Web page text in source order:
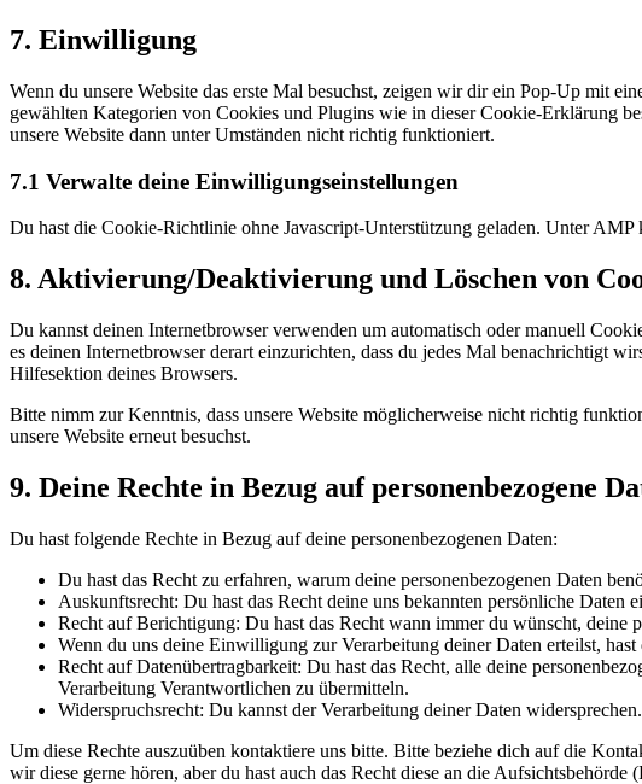
7. Einwilligung
Wenn du unsere Website das erste Mal besuchst, zeigen wir dir ein Pop-Up mit
gewählten Kategorien von Cookies und Plugins wie in dieser Cookie-Erklärung
unsere Website dann unter Umständen nicht richtig funktioniert.
7.1 Verwalte deine Einwilligungseinstellungen
Du hast die Cookie-Richtlinie ohne Javascript-Unterstützung geladen. Unter
8. Aktivierung/Deaktivierung und Löschen von
Du kannst deinen Internetbrowser verwenden um automatisch oder manuell
es deinen Internetbrowser derart einzurichten, dass du jedes Mal benachrichtigt
Hilfesektion deines Browsers.
Bitte nimm zur Kenntnis, dass unsere Website möglicherweise nicht richtig
unsere Website erneut besuchst.
9. Deine Rechte in Bezug auf personenbezogene
Du hast folgende Rechte in Bezug auf deine personenbezogenen Daten:
Du hast das Recht zu erfahren, warum deine personenbezogenen Daten
Auskunftsrecht: Du hast das Recht deine uns bekannten persönliche Daten
Recht auf Berichtigung: Du hast das Recht wann immer du wünscht, deine
Wenn du uns deine Einwilligung zur Verarbeitung deiner Daten erteilst,
Recht auf Datenübertragbarkeit: Du hast das Recht, alle deine
Verarbeitung Verantwortlichen zu übermitteln.
Widerspruchsrecht: Du kannst der Verarbeitung deiner Daten
Um diese Rechte auszuüben kontaktiere uns bitte. Bitte beziehe dich auf die
wir diese gerne hören, aber du hast auch das Recht diese an die Aufsichtsbehörde